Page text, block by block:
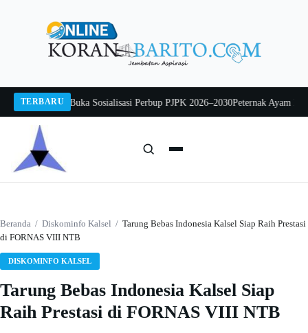
TERBARU
Mintarjo Buka Sosialisasi Perbup PJPK 2026–2030Peternak Ayam
Beranda / Diskominfo Kalsel / Tarung Bebas Indonesia Kalsel Siap Raih Prestasi
di FORNAS VIII NTB
DISKOMINFO KALSEL
Tarung Bebas Indonesia Kalsel Siap
Raih Prestasi di FORNAS VIII NTB